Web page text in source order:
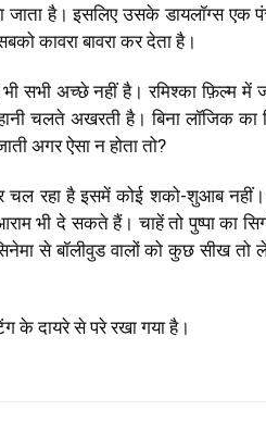
है। इसलिए उसके डायलॉग्स एक
कावरा बावरा कर देता है।
सभी अच्छे नहीं है। रमिश्का फ़िल्म में
चलते अखरती है। बिना लॉजिक का
अगर ऐसा न होता तो?
रहा है इसमें कोई शको-शुआब नहीं।
भी दे सकते हैं। चाहें तो पुष्पा का
से बॉलीवुड वालों को कुछ सीख तो
के दायरे से परे रखा गया है।